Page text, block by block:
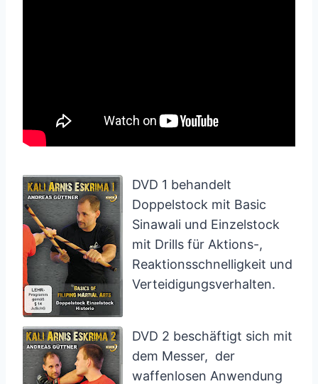
DVD 1 behandelt
Doppelstock mit Basic
Sinawali und Einzelstock
mit Drills für Aktions-,
Reaktionsschnelligkeit und
Verteidigungsverhalten.
DVD 2 beschäftigt sich mit
dem Messer, der
waffenlosen Anwendung